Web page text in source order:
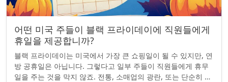
어떤 미국 주들이 블랙 프라이데이에 직원들에게
휴일을 제공합니까?
블랙 프라이데이는 미국에서 가장 큰 쇼핑일이 될 수 있지만, 연
방 공휴일은 아닙니다. 그렇다고 일부 주들이 직원들에게 휴무
일을 주는 것을 막지 않죠. 전통, 소매업의 광란, 또는 단순히 추